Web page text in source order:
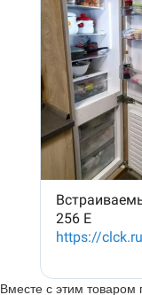
Вместе с этим товаром